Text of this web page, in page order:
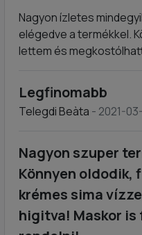
Nagyon ízletes
elégedve a termékkel.
lettem és
Legfinomabb
Telegdi Beàta - 2021-
Nagyon szuper
Könnyen oldodik,
krémes sima
higitva! Maskor is